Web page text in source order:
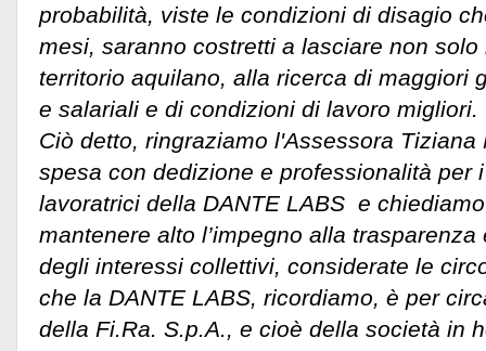
probabilità, viste le condizioni di disagio
mesi, saranno costretti a lasciare non
territorio aquilano, alla ricerca di maggiori
e salariali e di condizioni di lavoro migliori.
Ciò detto, ringraziamo l'Assessora
spesa con dedizione e professionalità per
lavoratrici della DANTE LABS e
mantenere alto l’impegno alla
degli interessi collettivi, considerate le
che la DANTE LABS, ricordiamo, è per
della Fi.Ra. S.p.A., e cioè della società in